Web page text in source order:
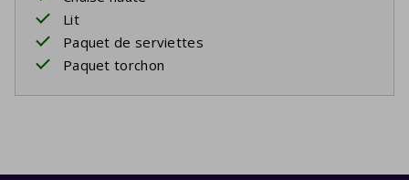
Lit
Paquet de serviettes
Paquet torchon